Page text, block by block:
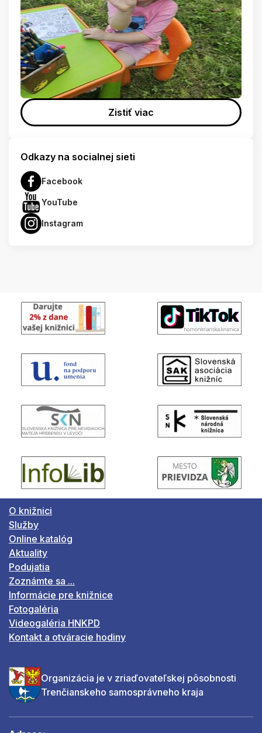
Zistiť viac
Odkazy na socialnej sieti
Facebook
YouTube
Instagram
O knižnici
Služby
Online katalóg
Aktuality
Podujatia
Zoznámte sa ...
Informácie pre knižnice
Fotogaléria
Videogaléria HNKPD
Kontakt a otváracie hodiny
Organizácia je v zriaďovateľskej pôsobnosti
Trenčianskeho samosprávneho kraja